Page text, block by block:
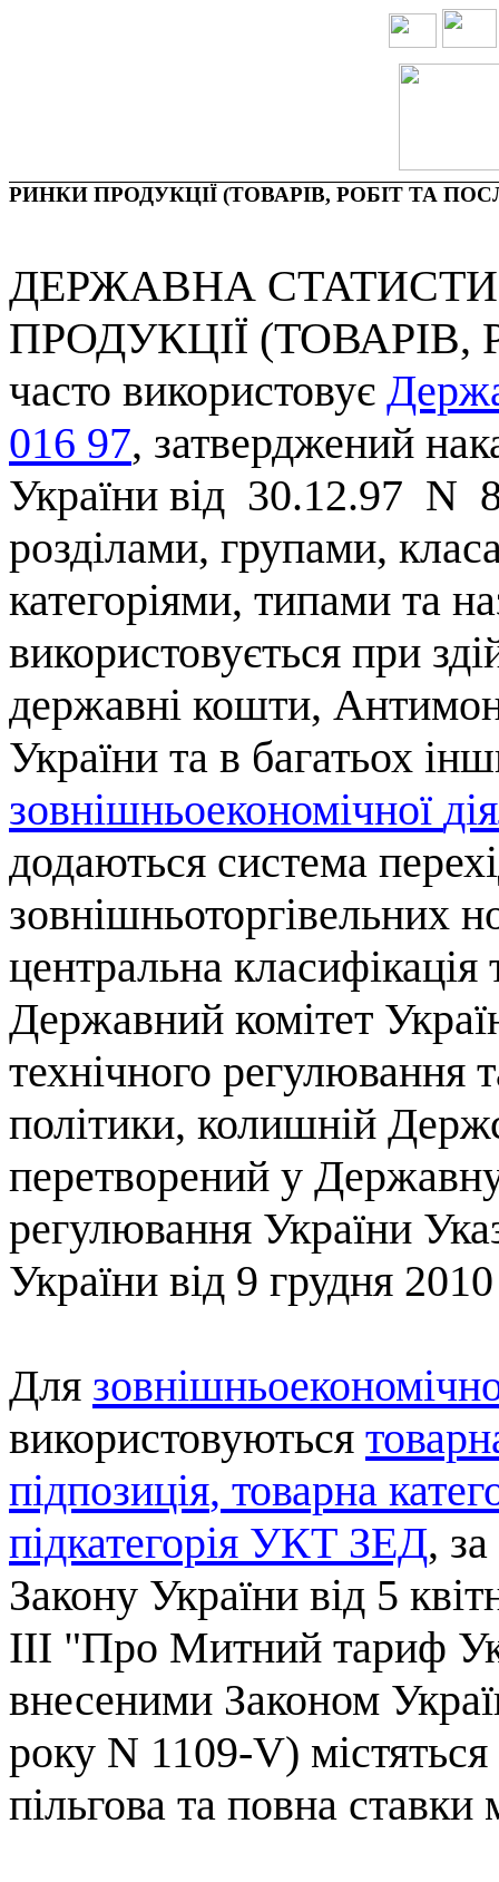
РИНКИ ПРОДУКЦІЇ (ТОВАРІВ, РОБІТ ТА
ДЕРЖАВНА
ПРОДУКЦІЇ (ТОВАРІВ,
часто використовує
016 97, затверджений
України від 30.12.97 N
розділами, групами,
категоріями, типами та
використовується при
державні кошти,
України та в багатьох
зовнішньоекономічної
додаються система
зовнішньоторгівельних
центральна класифікація
Державний комітет
технічного регулювання
політики, колишній
перетворений у
регулювання України
України від 9 грудня
Для
використовуються
підпозиція, товарна
підкатегорія УКТ ЗЕД, за
Закону України від 5
III "Про Митний тариф
внесеними Законом
року N 1109-V) містяться
пільгова та повна ставки